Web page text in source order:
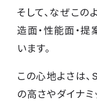
そして、なぜこの
造面・性能面・
います。
この心地よさは
の高さやダイナ